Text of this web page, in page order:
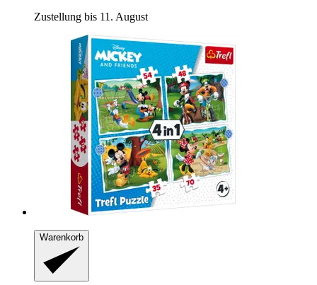
Zustellung bis 11. August
Warenkorb